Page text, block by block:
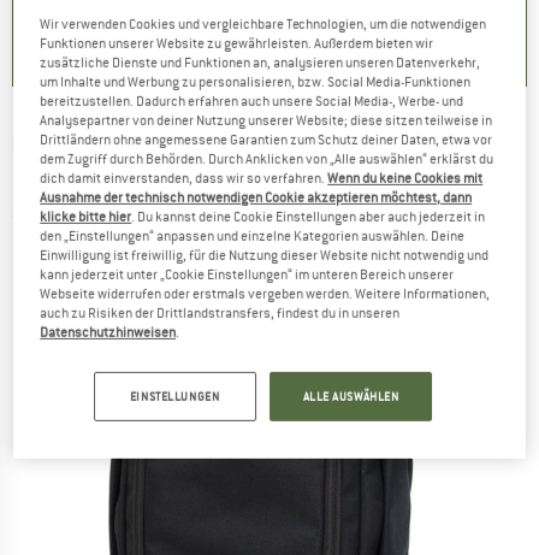
DOUGHNUT -Navigator Light Reborn
Backpack 30 - Reiserucksack
(0)
Wir verwenden Cookies und vergleichbare Technologien, um die notwendigen
Funktionen unserer Website zu gewährleisten. Außerdem bieten wir
zusätzliche Dienste und Funktionen an, analysieren unseren Datenverkehr,
um Inhalte und Werbung zu personalisieren, bzw. Social Media-Funktionen
bereitzustellen. Dadurch erfahren auch unsere Social Media-, Werbe- und
Analysepartner von deiner Nutzung unserer Website; diese sitzen teilweise in
Drittländern ohne angemessene Garantien zum Schutz deiner Daten, etwa vor
dem Zugriff durch Behörden. Durch Anklicken von „Alle auswählen“ erklärst du
dich damit einverstanden, dass wir so verfahren.Wenn du keine Cookies mit
Ausnahme der technisch notwendigen Cookie akzeptieren möchtest, dann
klicke bitte hier . Du kannst deine Cookie Einstellungen aber auch jederzeit in
den „Einstellungen“ anpassen und einzelne Kategorien auswählen. Deine
Einwilligung ist freiwillig, für die Nutzung dieser Website nicht notwendig und
kann jederzeit unter „Cookie Einstellungen“ im unteren Bereich unserer
Webseite widerrufen oder erstmals vergeben werden. Weitere Informationen,
auch zu Risiken der Drittlandstransfers, findest du in unseren
Datenschutzhinweisen
EINSTELLUNGEN ALLE AUSWÄHLEN